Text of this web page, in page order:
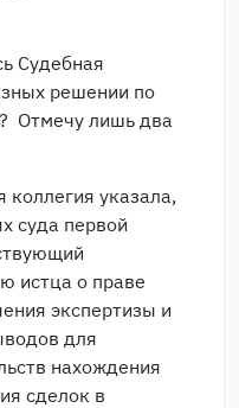
Судебная
решении по
Отмечу лишь два
коллегия указала,
суда первой
истца о праве
экспертизы и
для
нахождения
сделок в